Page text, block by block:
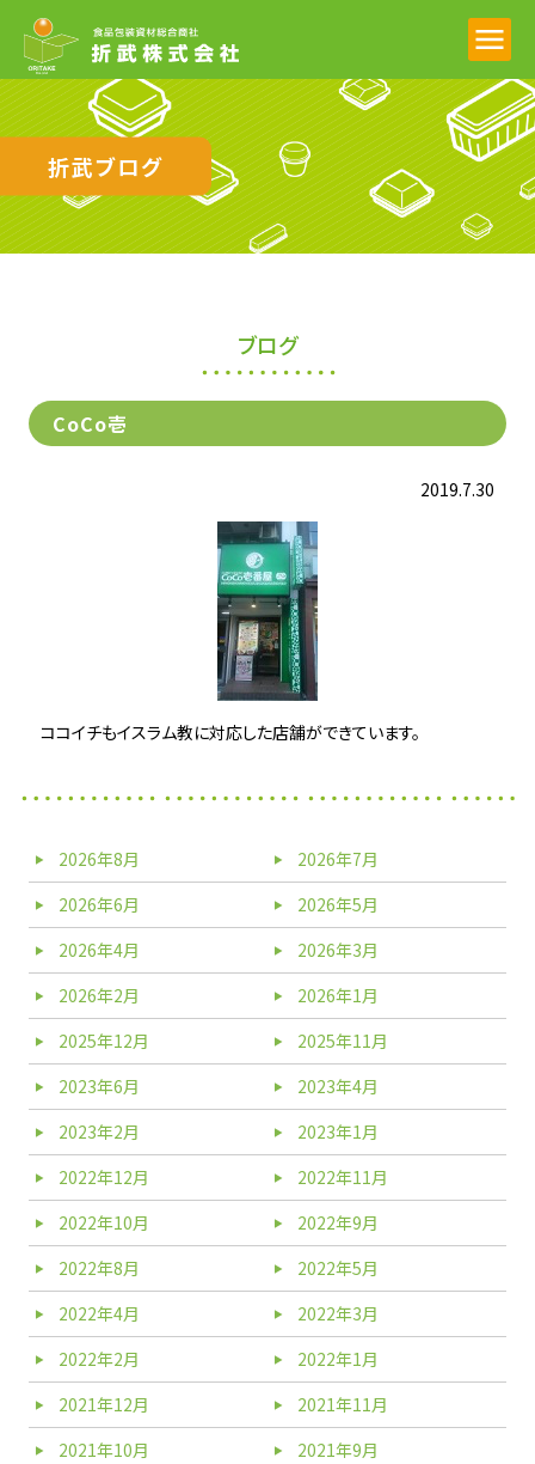
折武ブログ
ブログ
CoCo壱
2019.7.30
ココイチもイスラム教に対応した店舗ができています。
2026年8月
2026年7月
2026年6月
2026年5月
2026年4月
2026年3月
2026年2月
2026年1月
2025年12月
2025年11月
2023年6月
2023年4月
2023年2月
2023年1月
2022年12月
2022年11月
2022年10月
2022年9月
2022年8月
2022年5月
2022年4月
2022年3月
2022年2月
2022年1月
2021年12月
2021年11月
2021年10月
2021年9月